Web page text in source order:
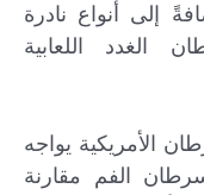
إلى أنواع نادرة
الغدد اللعابية
الأمريكية يواجه
الفم مقارنة